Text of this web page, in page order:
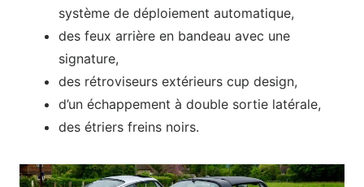
système de déploiement automatique,
des feux arrière en bandeau avec une
signature,
des rétroviseurs extérieurs cup design,
d’un échappement à double sortie latérale,
des étriers freins noirs.